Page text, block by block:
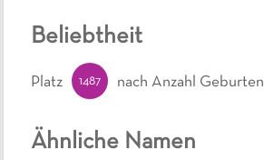
Ähnliche Namen
Beliebtheit
Platz 1487 nach Anzahl Geburten